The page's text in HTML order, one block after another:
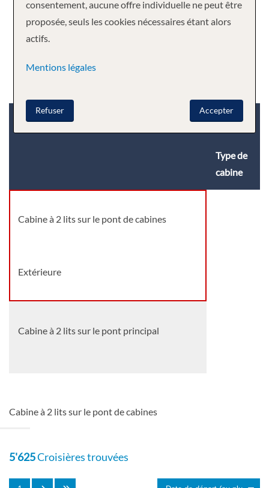
Catégorie de cabine Pont
Type de
cabine
Cabine à 2 lits sur le pont de cabines
Extérieure
Cabine à 2 lits sur le pont principal
Cabine à 2 lits sur le pont de cabines
5'625Croisières trouvées
consentement, aucune offre individuelle ne peut être
proposée, seuls les cookies nécessaires étant alors
actifs.
Mentions légales
Accepter
Refuser